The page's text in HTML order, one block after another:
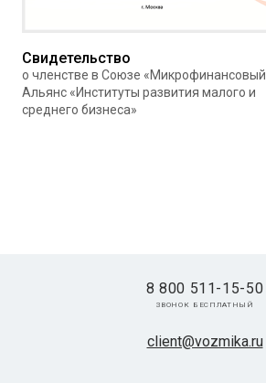
Свидетельство
о членстве в Союзе «Микрофинансовый
Альянс «Институты развития малого и
среднего бизнеса»
client@vozmika.ru
8 800 511-15-50
звонок бесплатный